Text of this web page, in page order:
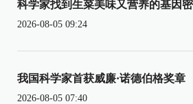
科学家找到生菜美味又营养的基因
2026-08-05 09:24
我国科学家首获威廉·诺德伯格奖章
2026-08-05 07:40